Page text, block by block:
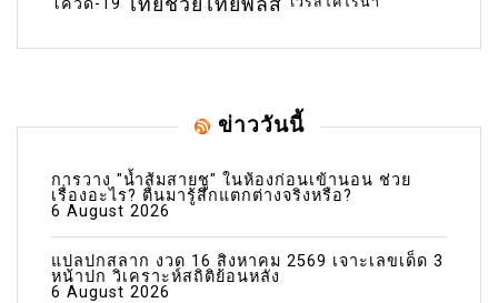
ข่าววันนี้
การวาง "น้ำส้มสายชู" ในห้องก่อนเข้านอน ช่วย
เรื่องอะไร? ตื่นมารู้สึกแตกต่างจริงหรือ?
6 August 2026
แปลปกสลาก งวด 16 สิงหาคม 2569 เจาะเลขเด็ด 3
หน้าปก วิเคราะห์สถิติย้อนหลัง
6 August 2026